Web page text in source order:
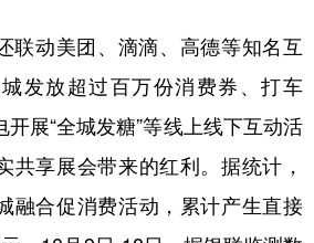
动美团、滴滴、高德等知名互
发放超过百万份消费券、打车
展“全城发糖”等线上线下互动活
共享展会带来的红利。据统计，
融合促消费活动，累计产生直接